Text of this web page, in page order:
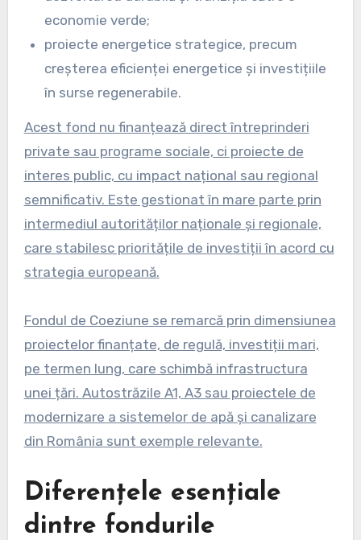
economie verde;
proiecte energetice strategice, precum
creșterea eficienței energetice și investițiile
în surse regenerabile.
Acest fond nu finanțează direct întreprinderi
private sau programe sociale, ci proiecte de
interes public, cu impact național sau regional
semnificativ. Este gestionat în mare parte prin
intermediul autorităților naționale și regionale,
care stabilesc prioritățile de investiții în acord cu
strategia europeană.
Fondul de Coeziune se remarcă prin dimensiunea
proiectelor finanțate, de regulă, investiții mari,
pe termen lung, care schimbă infrastructura
unei țări. Autostrăzile A1, A3 sau proiectele de
modernizare a sistemelor de apă și canalizare
din România sunt exemple relevante.
Diferențele esențiale
dintre fondurile